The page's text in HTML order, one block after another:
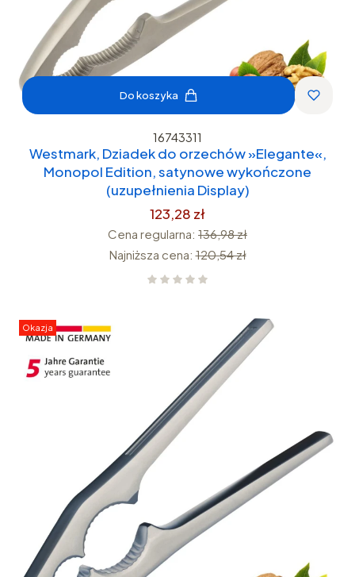
Do koszyka
16743311
Westmark, Dziadek do orzechów »Elegante«,
Monopol Edition, satynowe wykończone
(uzupełnienia Display)
123,28 zł
Cena regularna: 136,98 zł
Najniższa cena: 120,54 zł
Okazja